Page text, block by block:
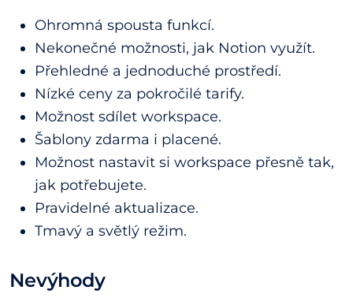
Ohromná spousta funkcí.
Nekonečné možnosti, jak Notion využít.
Přehledné a jednoduché prostředí.
Nízké ceny za pokročilé tarify.
Možnost sdílet workspace.
Šablony zdarma i placené.
Možnost nastavit si workspace přesně tak,
jak potřebujete.
Pravidelné aktualizace.
Tmavý a světlý režim.
Nevýhody